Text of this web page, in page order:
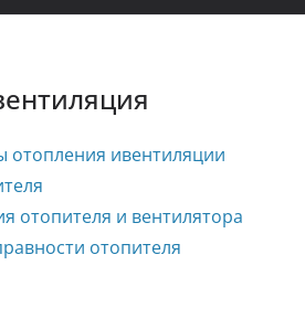
отопления ивентиляции
отопителя и вентилятора
отопителя